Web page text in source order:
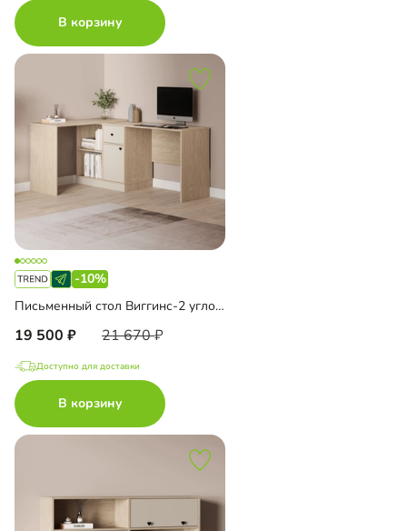
В корзину
-10%
Письменный стол Виггинс-2 угловой
19 500 21 670
Доступно для доставки
В корзину